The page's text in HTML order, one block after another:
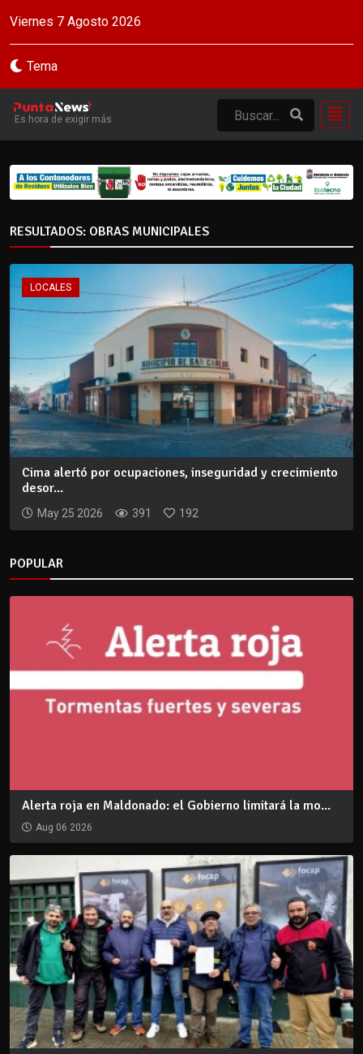
Viernes 7 Agosto 2026
Tema
Es hora de exigir más
RESULTADOS: OBRAS MUNICIPALES
LOCALES
Cima alertó por ocupaciones, inseguridad y crecimiento
desor...
May 25 2026 391 192
POPULAR
Alerta roja en Maldonado: el Gobierno limitará la mo...
Aug 06 2026